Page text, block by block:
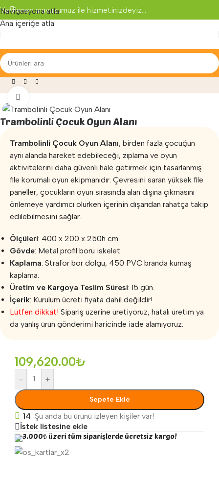
Navigasyona atla
Ana içeriğe atla
Yenilenen arayüzümüz ile hizmetinizdeyiz...
Parkları»
Trambolinli Çocuk Oyun Alanı
Trambolinli Çocuk Oyun Alanı, birden fazla çocuğun
aynı alanda hareket edebileceği, zıplama ve oyun
aktivitelerini daha güvenli hale getirmek için tasarlanmış
file korumalı oyun ekipmanıdır. Çevresini saran yüksek file
paneller, çocukların oyun sırasında alan dışına çıkmasını
önlemeye yardımcı olurken içerinin dışarıdan rahatça takip
edilebilmesini sağlar.
Ölçüleri: 400 x 200 x 250h cm.
Gövde: Metal profil boru iskelet.
Kaplama: Strafor bor dolgu, 450 PVC branda kumaş
kaplama.
Üretim ve Kargoya Teslim Süresi: 15 gün.
İçerik: Kurulum ücreti fiyata dahil değildir!
Lütfen dikkat! Sipariş üzerine üretiyoruz, hatalı üretim ya
da yanlış ürün gönderimi haricinde iade alamıyoruz.
109,620.00₺
- +
Sepete Ekle
14 Şu anda bu ürünü izleyen kişiler var!
İstek listesine ekle
3.000₺ üzeri tüm siparişlerde ücretsiz kargo!